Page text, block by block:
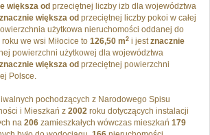
większa od przeciętnej liczby izb dla województwa
znacznie większa od przeciętnej liczby pokoi w całej
użytkowa nieruchomości oddanej do
we wsi Miłocice to 126,50 m2 i jestznacznie
powierzchni użytkowej dla województwa
znacznie większa od przeciętnej powierzchni
Polsce.
pochodzących z Narodowego Spisu
i Mieszkań z 2002 roku dotyczących instalacji
na 206 zamieszkałych wówczas mieszkań 179